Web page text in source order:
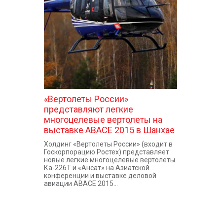
КОНТАКТЫ
«Вертолеты России»
представляют легкие
многоцелевые вертолеты на
выставке ABACE 2015 в Шанхае
Холдинг «Вертолеты России» (входит в
Госкорпорацию Ростех) представляет
новые легкие многоцелевые вертолеты
Ка-226Т и «Ансат» на Азиатской
конференции и выставке деловой
авиации ABACE 2015...